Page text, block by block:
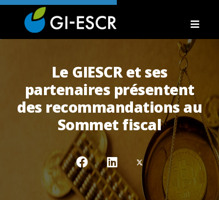
Le GIESCR et ses
partenaires présentent
des recommandations au
Sommet fiscal